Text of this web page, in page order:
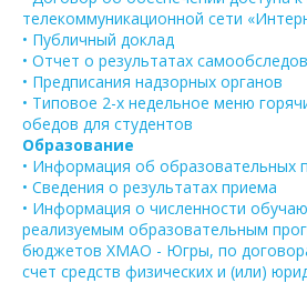
телекоммуникационной сети
• Публичный доклад
• Отчет о результатах
• Предписания надзорных органов
• Типовое 2-х недельное меню
обедов для студентов
Образование
• Информация об образовательных
• Сведения о результатах приема
• Информация о численности
реализуемым образовательным
бюджетов ХМАО - Югры, по
счет средств физических и (или)